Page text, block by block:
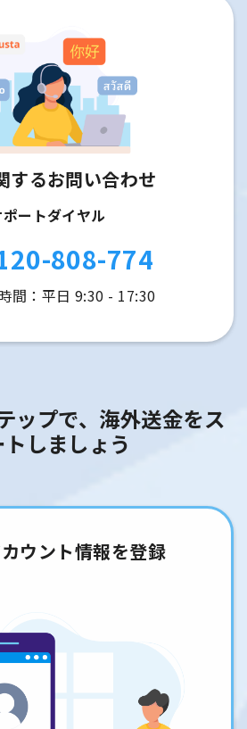
するお問い合わせ
ートダイヤル
808-774
間：平日 9:30 - 17:30
ップで、海外送金をス
しましょう
ウント情報を登録